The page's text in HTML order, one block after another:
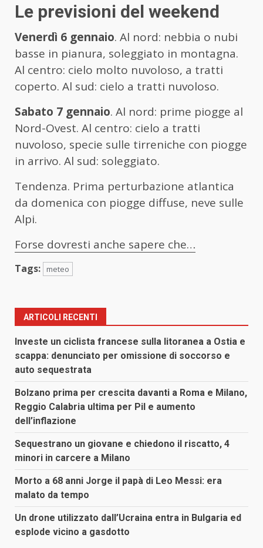
Le previsioni del weekend
Venerdì 6 gennaio. Al nord: nebbia o nubi
basse in pianura, soleggiato in montagna.
Al centro: cielo molto nuvoloso, a tratti
coperto. Al sud: cielo a tratti nuvoloso.
Sabato 7 gennaio. Al nord: prime piogge al
Nord-Ovest. Al centro: cielo a tratti
nuvoloso, specie sulle tirreniche con piogge
in arrivo. Al sud: soleggiato.
Tendenza. Prima perturbazione atlantica
da domenica con piogge diffuse, neve sulle
Alpi.
Forse dovresti anche sapere che…
Tags: meteo
ARTICOLI RECENTI
Investe un ciclista francese sulla litoranea a Ostia e
scappa: denunciato per omissione di soccorso e
auto sequestrata
Bolzano prima per crescita davanti a Roma e Milano,
Reggio Calabria ultima per Pil e aumento
dell’inflazione
Sequestrano un giovane e chiedono il riscatto, 4
minori in carcere a Milano
Morto a 68 anni Jorge il papà di Leo Messi: era
malato da tempo
Un drone utilizzato dall’Ucraina entra in Bulgaria ed
esplode vicino a gasdotto